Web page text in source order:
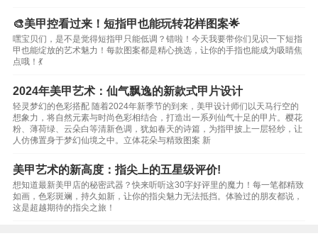
🎨美甲控看过来！短指甲也能玩转花样图案🌟
嘿宝贝们，是不是觉得短指甲只能低调？错啦！今天我要带你们见识一下短指
甲也能绽放的艺术魅力！每款图案都是精心挑选，让你的手指也能成为吸睛焦
点哦！💃
2024年美甲艺术：仙气飘逸的新款式甲片设计
轻灵梦幻的色彩搭配 随着2024年新季节的到来，美甲设计师们以天马行空的
想象力，将自然元素与时尚色彩相结合，打造出一系列仙气十足的甲片。樱花
粉、薄荷绿、云朵白等清新色调，犹如春天的诗篇，为指甲披上一层轻纱，让
人仿佛置身于梦幻仙境之中。立体花朵与精致图案 新
美甲艺术的新高度：指尖上的五星级评价!
想知道最新美甲店的秘密武器？快来听听这30字好评里的魔力！每一笔都精致
如画，色彩斑斓，持久如新，让你的指尖魅力无法抵挡。体验过的朋友都说，
这是超越期待的指尖之旅！